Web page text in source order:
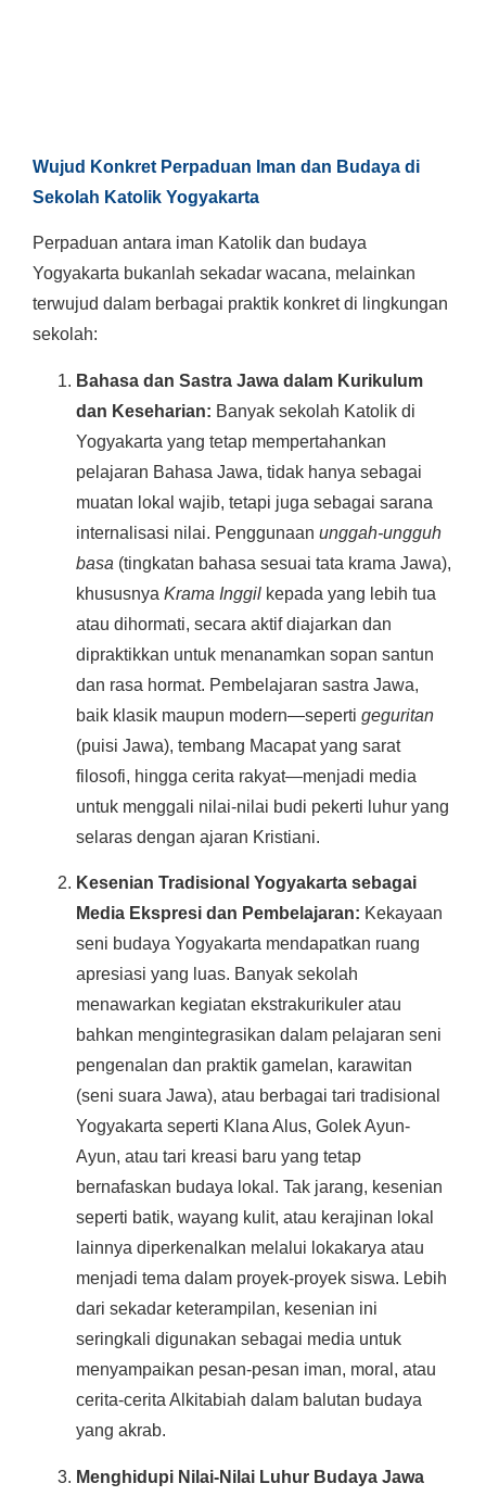
Wujud Konkret Perpaduan Iman dan Budaya di
Sekolah Katolik Yogyakarta
Perpaduan antara iman Katolik dan budaya
Yogyakarta bukanlah sekadar wacana, melainkan
terwujud dalam berbagai praktik konkret di lingkungan
sekolah:
Bahasa dan Sastra Jawa dalam Kurikulum
dan Keseharian: Banyak sekolah Katolik di
Yogyakarta yang tetap mempertahankan
pelajaran Bahasa Jawa, tidak hanya sebagai
muatan lokal wajib, tetapi juga sebagai sarana
internalisasi nilai. Penggunaan unggah-ungguh
basa (tingkatan bahasa sesuai tata krama Jawa),
khususnya Krama Inggil kepada yang lebih tua
atau dihormati, secara aktif diajarkan dan
dipraktikkan untuk menanamkan sopan santun
dan rasa hormat. Pembelajaran sastra Jawa,
baik klasik maupun modern—seperti geguritan
(puisi Jawa), tembang Macapat yang sarat
filosofi, hingga cerita rakyat—menjadi media
untuk menggali nilai-nilai budi pekerti luhur yang
selaras dengan ajaran Kristiani.
Kesenian Tradisional Yogyakarta sebagai
Media Ekspresi dan Pembelajaran: Kekayaan
seni budaya Yogyakarta mendapatkan ruang
apresiasi yang luas. Banyak sekolah
menawarkan kegiatan ekstrakurikuler atau
bahkan mengintegrasikan dalam pelajaran seni
pengenalan dan praktik gamelan, karawitan
(seni suara Jawa), atau berbagai tari tradisional
Yogyakarta seperti Klana Alus, Golek Ayun-
Ayun, atau tari kreasi baru yang tetap
bernafaskan budaya lokal. Tak jarang, kesenian
seperti batik, wayang kulit, atau kerajinan lokal
lainnya diperkenalkan melalui lokakarya atau
menjadi tema dalam proyek-proyek siswa. Lebih
dari sekadar keterampilan, kesenian ini
seringkali digunakan sebagai media untuk
menyampaikan pesan-pesan iman, moral, atau
cerita-cerita Alkitabiah dalam balutan budaya
yang akrab.
Menghidupi Nilai-Nilai Luhur Budaya Jawa